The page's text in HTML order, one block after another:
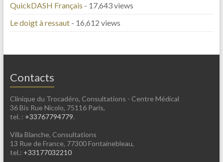
QuickDASH Français - 17,643 views
Le doigt à ressaut- 16,612 views
Contacts
Clinique du Trocadéro, Consultations - Centre Médical
36 Bis Rue Nicolo, 75116 Paris,
tel. : +33767794779.
Villa Blanche, Consultations
13 Rue de France, 77300 Fontainebleau,
tel.: +33177032210